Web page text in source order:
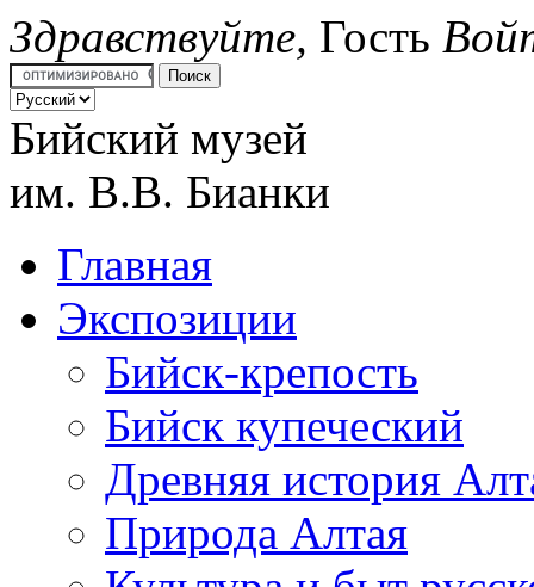
Здравствуйте, Гость
Бийский музей
им. В.В. Бианки
Главная
Экспозиции
Бийск-крепость
Бийск купеческий
Древняя история
Природа Алтая